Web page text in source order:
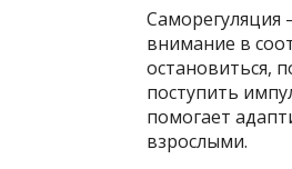
Саморегуляция
внимание в
остановиться,
поступить
помогает
взрослыми.